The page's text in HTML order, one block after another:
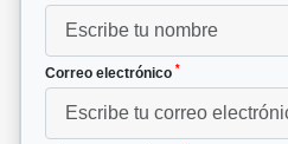
Correo electrónico *